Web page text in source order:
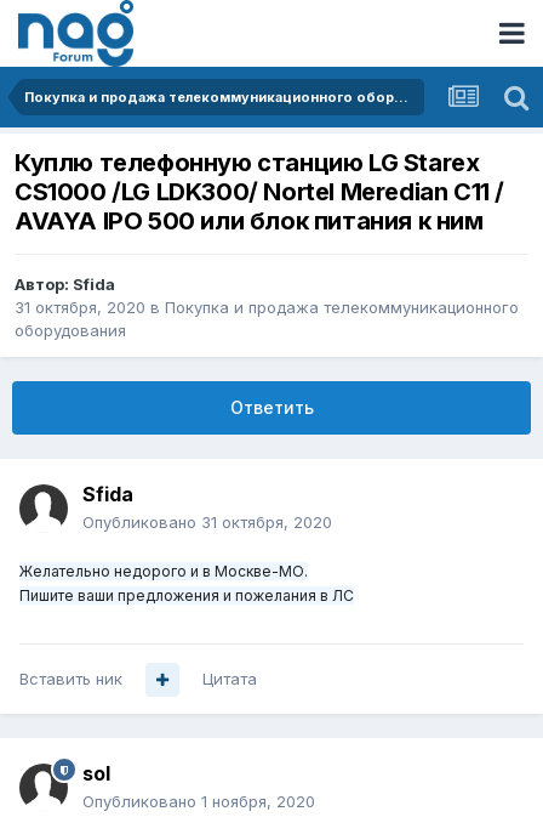
Покупка и продажа телекоммуникационного оборудования
Куплю телефонную станцию LG Starex
CS1000 /LG LDK300/ Nortel Meredian С11 /
AVAYA IPO 500 или блок питания к ним
Автор: Sfida
31 октября, 2020 в Покупка и продажа телекоммуникационного
оборудования
Ответить
Sfida
Опубликовано 31 октября, 2020
Желательно недорого и в Москве-МО.
Пишите ваши предложения и пожелания в ЛC
Вставить ник Цитата
sol
Опубликовано 1 ноября, 2020